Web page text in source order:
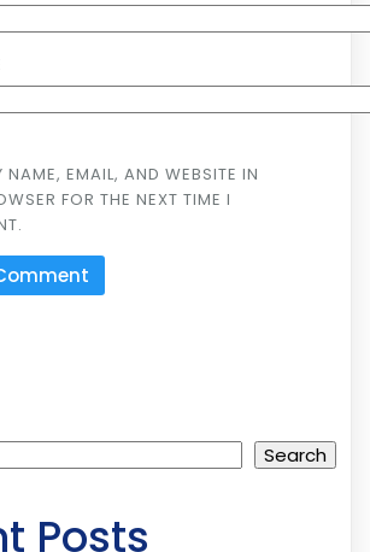
NAME, EMAIL, AND WEBSITE IN
FOR THE NEXT TIME I
Search
Posts